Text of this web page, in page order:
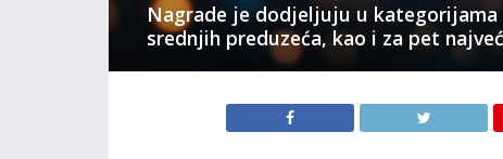
Nagrade je dodjeljuju u
srednjih preduzeća, kao i za pet